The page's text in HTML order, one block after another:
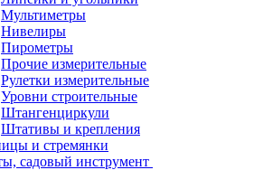
Мультиметры
Нивелиры
Пирометры
Прочие измерительные
Рулетки измерительные
Уровни строительные
Штангенциркули
Штативы и крепления
и стремянки
садовый инструмент